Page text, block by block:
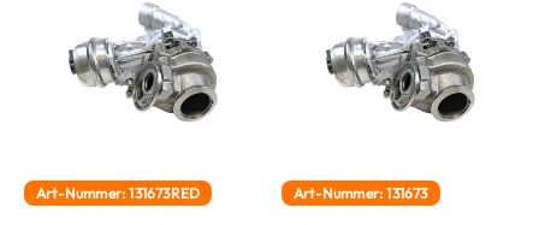
Art-Nummer: 131673RED Art-Nummer: 131673